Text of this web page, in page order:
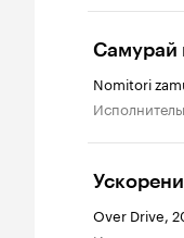
Самурай
Nomitori
Over Drive,